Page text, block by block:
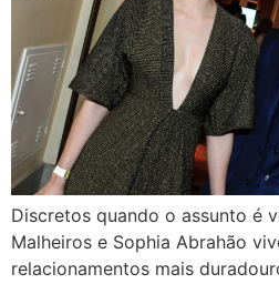
Discretos quando o assunto é
Malheiros e Sophia Abrahão
relacionamentos mais